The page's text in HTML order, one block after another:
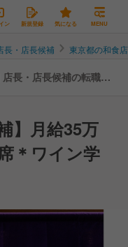
ン 新規登録 気になる MENU
長・店長候補 東京都の和食
長・店長候補の転職・
】月給35万
＊ワイン学